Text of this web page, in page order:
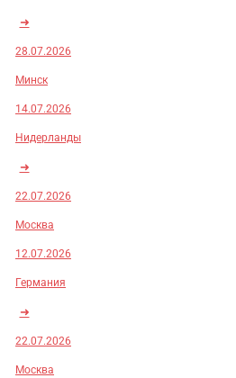
➜
28.07.2026
Минск
14.07.2026
Нидерланды
➜
22.07.2026
Москва
12.07.2026
Германия
➜
22.07.2026
Москва